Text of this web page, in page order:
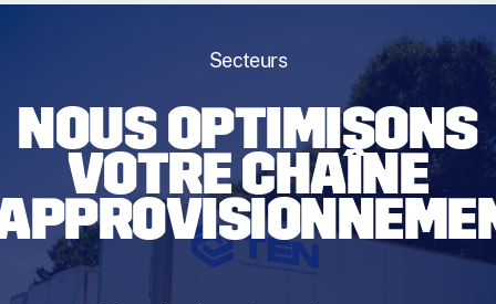
Secteurs
NOUS OPTIMISONS
VOTRE CHAÎNE